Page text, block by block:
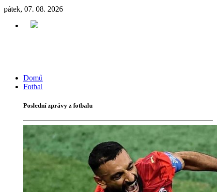
pátek, 07. 08. 2026
Domů
Fotbal
Poslední zprávy z fotbalu